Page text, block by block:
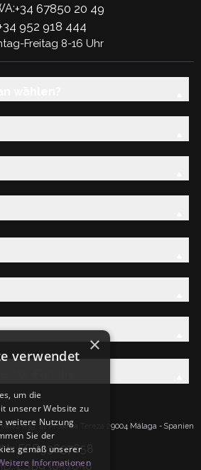
+34 67850 20 49
952 918 444
Freitag 8-16 Uhr
AW-Familie
n39, 41 PI Santa Tereza 29004 Málaga - Spanien
ESB93657658
ESB93657658
×
verwendet
um die
unserer Website zu
weitere Nutzung
Sie der
gemäß unserer
Informationen